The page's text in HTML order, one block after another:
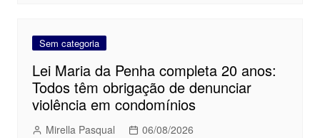
Sem categoria
Lei Maria da Penha completa 20 anos:
Todos têm obrigação de denunciar
violência em condomínios
Mirella Pasqual 06/08/2026